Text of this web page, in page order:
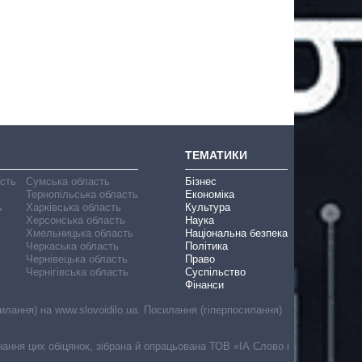
Сумська область
Тернопільська область
Харківська область
Херсонська область
Хмельницька область
Черкаська область
Чернівецька область
Чернігівська область
ТЕМАТИКИ
Бізнес
Економіка
Культура
Наука
Національна безпека
Політика
Право
Суспільство
Фінанси
на www.slovoidilo.ua. Посилання (гіперпосилання)
цих обіцянок, зібрана й опрацьована ТОВ «ІА Слово і